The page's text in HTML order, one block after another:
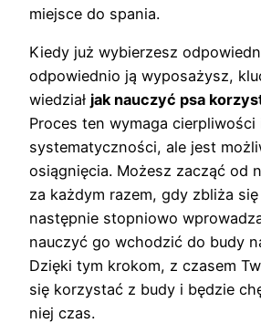
miejsce do spania.
Kiedy już wybierzesz
odpowiednio ją wyposażysz,
wiedział jak nauczyć psa
Proces ten wymaga cierpliwości
systematyczności, ale jest
osiągnięcia. Możesz zacząć od
za każdym razem, gdy zbliża
następnie stopniowo
nauczyć go wchodzić do budy
Dzięki tym krokom, z czasem
się korzystać z budy i będzie
niej czas.